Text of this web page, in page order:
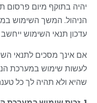
יהיה בתוקף מיום פרסום
הניהול. המשך השימוש
עדכון תנאי השימוש
אם אינך מסכים לתנאי
לעשות שימוש במערכת
שהיא ולא תהיה לך כל